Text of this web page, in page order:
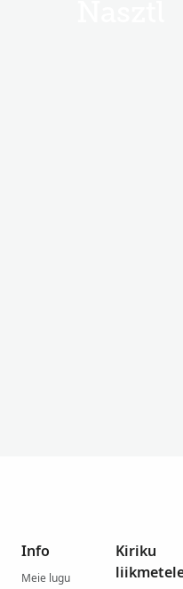
Info
Meie lugu
Kiriku